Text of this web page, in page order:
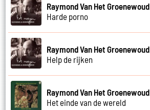
Raymond Van Het Groenewoud
Harde porno
Raymond Van Het Groenewoud
Help de rijken
Raymond Van Het Groenewoud
Het einde van de wereld